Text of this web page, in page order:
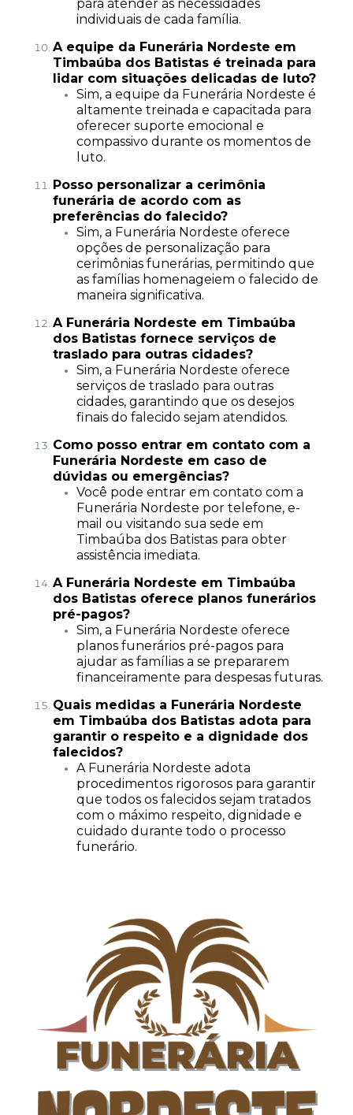
para atender às necessidades
individuais de cada família.
A equipe da Funerária Nordeste em
Timbaúba dos Batistas é treinada para
lidar com situações delicadas de luto?
Sim, a equipe da Funerária Nordeste é
altamente treinada e capacitada para
oferecer suporte emocional e
compassivo durante os momentos de
luto.
Posso personalizar a cerimônia
funerária de acordo com as
preferências do falecido?
Sim, a Funerária Nordeste oferece
opções de personalização para
cerimônias funerárias, permitindo que
as famílias homenageiem o falecido de
maneira significativa.
A Funerária Nordeste em Timbaúba
dos Batistas fornece serviços de
traslado para outras cidades?
Sim, a Funerária Nordeste oferece
serviços de traslado para outras
cidades, garantindo que os desejos
finais do falecido sejam atendidos.
Como posso entrar em contato com a
Funerária Nordeste em caso de
dúvidas ou emergências?
Você pode entrar em contato com a
Funerária Nordeste por telefone, e-
mail ou visitando sua sede em
Timbaúba dos Batistas para obter
assistência imediata.
A Funerária Nordeste em Timbaúba
dos Batistas oferece planos funerários
pré-pagos?
Sim, a Funerária Nordeste oferece
planos funerários pré-pagos para
ajudar as famílias a se prepararem
financeiramente para despesas futuras.
Quais medidas a Funerária Nordeste
em Timbaúba dos Batistas adota para
garantir o respeito e a dignidade dos
falecidos?
A Funerária Nordeste adota
procedimentos rigorosos para garantir
que todos os falecidos sejam tratados
com o máximo respeito, dignidade e
cuidado durante todo o processo
funerário.